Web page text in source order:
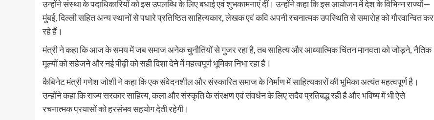
उन्होंने संस्था के पदाधिकारियों को इस उपलब्धि के लिए बधाई एवं शुभकामनाएं दीं। उन्होंने कहा कि इस आयोजन में देश के विभिन्न राज्यों—
मुंबई, दिल्ली सहित अन्य स्थानों से पधारे प्रतिष्ठित साहित्यकार, लेखक एवं कवि अपनी रचनात्मक उपस्थिति से समारोह को गौरवान्वित कर
रहे हैं।
मंत्री ने कहा कि आज के समय में जब समाज अनेक चुनौतियों से गुजर रहा है, तब साहित्य और आध्यात्मिक चिंतन मानवता को जोड़ने, नैतिक
मूल्यों को सहेजने और नई पीढ़ी को सही दिशा देने में महत्वपूर्ण भूमिका निभा रहा है।
कैबिनेट मंत्री गणेश जोशी ने कहा कि एक संवेदनशील और संस्कारित समाज के निर्माण में साहित्यकारों की भूमिका अत्यंत महत्वपूर्ण है।
उन्होंने कहा कि राज्य सरकार साहित्य, कला और संस्कृति के संरक्षण एवं संवर्धन के लिए सदैव प्रतिबद्ध रही है और भविष्य में भी ऐसे
रचनात्मक प्रयासों को हरसंभव सहयोग देती रहेगी।